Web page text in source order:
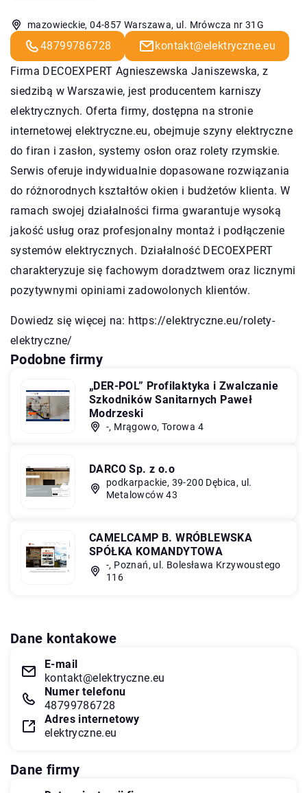
mazowieckie, 04-857 Warszawa, ul. Mrówcza nr 31G
48799786728
kontakt@elektryczne.eu
Firma DECOEXPERT Agnieszewska Janiszewska, z
siedzibą w Warszawie, jest producentem karniszy
elektrycznych. Oferta firmy, dostępna na stronie
internetowej elektryczne.eu, obejmuje szyny elektryczne
do firan i zasłon, systemy osłon oraz rolety rzymskie.
Serwis oferuje indywidualnie dopasowane rozwiązania
do różnorodnych kształtów okien i budżetów klienta. W
ramach swojej działalności firma gwarantuje wysoką
jakość usług oraz profesjonalny montaż i podłączenie
systemów elektrycznych. Działalność DECOEXPERT
charakteryzuje się fachowym doradztwem oraz licznymi
pozytywnymi opiniami zadowolonych klientów.
Dowiedz się więcej na: https://elektryczne.eu/rolety-
elektryczne/
Podobne firmy
„DER-POL” Profilaktyka i Zwalczanie
Szkodników Sanitarnych Paweł
Modrzeski
-, Mrągowo, Torowa 4
DARCO Sp. z o.o
podkarpackie, 39-200 Dębica, ul.
Metalowców 43
CAMELCAMP B. WRÓBLEWSKA
SPÓŁKA KOMANDYTOWA
-, Poznań, ul. Bolesława Krzywoustego
116
Dane kontakowe
E-mail
kontakt@elektryczne.eu
Numer telefonu
48799786728
Adres internetowy
elektryczne.eu
Dane firmy